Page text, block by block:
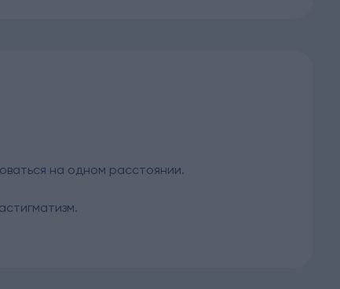
на одном расстоянии.